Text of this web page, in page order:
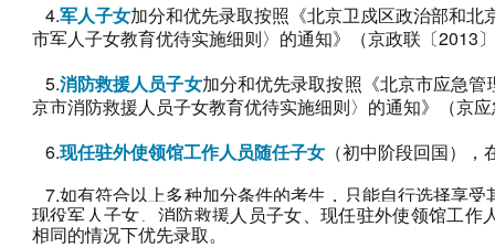
4.军人子女加分和优先录取按照《北京卫戍区政治部和
市军人子女教育优待实施细则〉的通知》（京政联〔2013
5.消防救援人员子女加分和优先录取按照《北京市应急
京市消防救援人员子女教育优待实施细则〉的通知》（京
6.现任驻外使领馆工作人员随任子女（初中阶段回国），
7.如有符合以上多种加分条件的考生，只能自行选择享
现役军人子女、消防救援人员子女、现任驻外使领馆工作
相同的情况下优先录取。